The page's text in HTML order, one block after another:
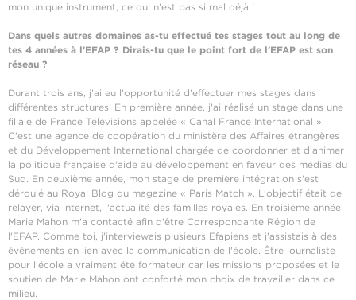
mon unique instrument, ce qui n'est pas si mal déjà !
Dans quels autres domaines as-tu effectué tes stages tout au long de
tes 4 années à l'EFAP ? Dirais-tu que le point fort de l'EFAP est son
réseau ?
Durant trois ans, j'ai eu l'opportunité d'effectuer mes stages dans
différentes structures. En première année, j'ai réalisé un stage dans une
filiale de France Télévisions appelée « Canal France International ».
C'est une agence de coopération du ministère des Affaires étrangères
et du Développement International chargée de coordonner et d'animer
la politique française d'aide au développement en faveur des médias du
Sud. En deuxième année, mon stage de première intégration s'est
déroulé au Royal Blog du magazine « Paris Match ». L'objectif était de
relayer, via internet, l'actualité des familles royales. En troisième année,
Marie Mahon m'a contacté afin d'être Correspondante Région de
l'EFAP. Comme toi, j'interviewais plusieurs Efapiens et j'assistais à des
événements en lien avec la communication de l'école. Être journaliste
pour l'école a vraiment été formateur car les missions proposées et le
soutien de Marie Mahon ont conforté mon choix de travailler dans ce
milieu.